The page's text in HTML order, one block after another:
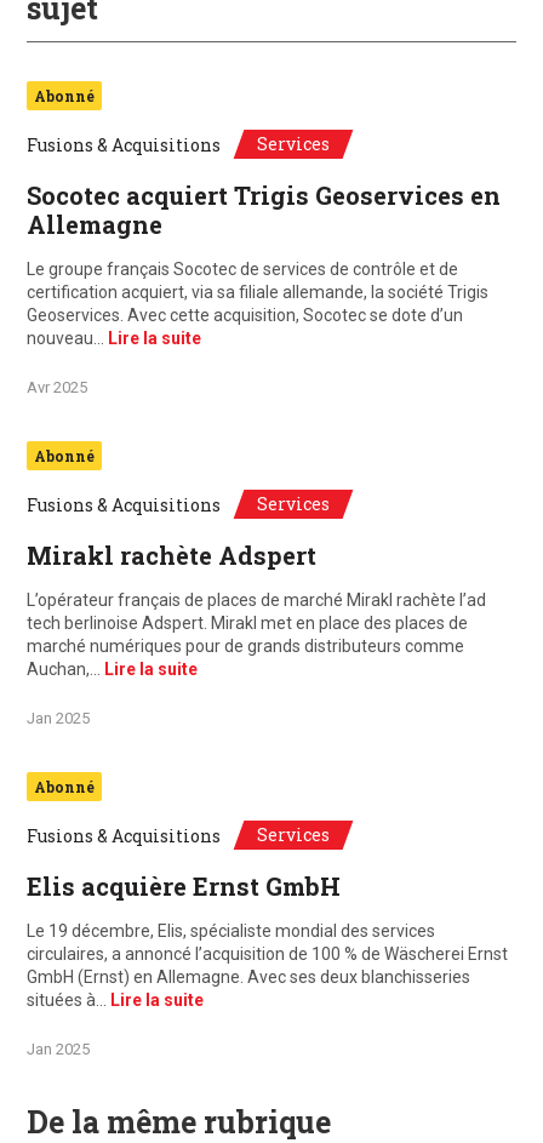
Abonné
Fusions & Acquisitions Services
Socotec acquiert Trigis Geoservices en
Allemagne
Le groupe français Socotec de services de contrôle et de
certification acquiert, via sa filiale allemande, la société Trigis
Geoservices. Avec cette acquisition, Socotec se dote d’un
nouveau…
Lire la suite
Avr 2025
Abonné
Fusions & Acquisitions Services
Mirakl rachète Adspert
L’opérateur français de places de marché Mirakl rachète l’ad
tech berlinoise Adspert. Mirakl met en place des places de
marché numériques pour de grands distributeurs comme
Auchan,…
Lire la suite
Jan 2025
Abonné
Fusions & Acquisitions Services
Elis acquière Ernst GmbH
Le 19 décembre, Elis, spécialiste mondial des services
circulaires, a annoncé l’acquisition de 100 % de Wäscherei Ernst
GmbH (Ernst) en Allemagne. Avec ses deux blanchisseries
situées à…
Lire la suite
Jan 2025
De la même rubrique